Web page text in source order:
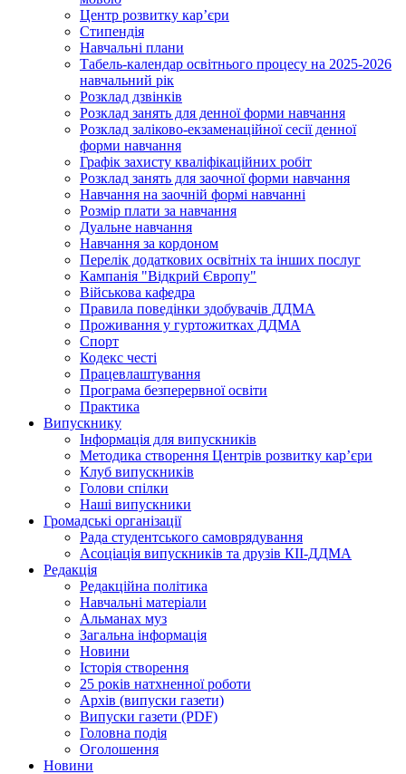
Центр розвитку кар’єри
Стипендія
Навчальні плани
Табель-календар освітнього процесу на 2025-2026
навчальний рік
Розклад дзвінків
Розклад занять для денної форми навчання
Розклад заліково-екзаменаційної сесії денної
форми навчання
Графік захисту кваліфікаційних робіт
Розклад занять для заочної форми навчання
Навчання на заочній формі навчанні
Розмір плати за навчання
Дуальне навчання
Навчання за кордоном
Перелік додаткових освітніх та інших послуг
Кампанія "Відкрий Європу"
Військова кафедра
Правила поведінки здобувачів ДДМА
Проживання у гуртожитках ДДМА
Спорт
Кодекс честі
Працевлаштування
Програма безперервної освіти
Практика
Випускнику
Інформація для випускників
Методика створення Центрів розвитку кар’єри
Клуб випускників
Голови спілки
Наші випускники
Громадські організації
Рада студентського самоврядування
Асоціація випускників та друзів КІІ-ДДМА
Редакція
Редакційна політика
Навчальні матеріали
Альманах муз
Загальна інформація
Новини
Історія створення
25 років натхненної роботи
Архів (випуски газети)
Випуски газети (PDF)
Головна подія
Оголошення
Новини